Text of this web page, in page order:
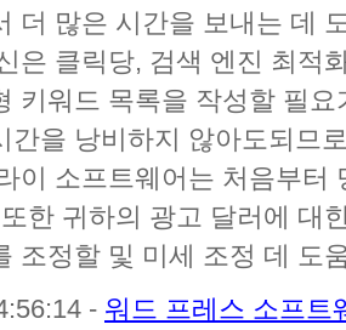
더 많은 시간을 보내는 데
은 클릭당, 검색 엔진 최적
키워드 목록을 작성할 필
간을 낭비하지 않아도되므
이 소프트웨어는 처음부터
한 귀하의 광고 달러에 대
조정할 및 미세 조정 데 도
- 워드 프레스 소프트